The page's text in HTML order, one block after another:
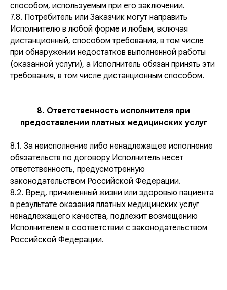
способом, используемым при его заключении.
7.8. Потребитель или Заказчик могут направить
Исполнителю в любой форме и любым, включая
дистанционный, способом требования, в том числе
при обнаружении недостатков выполненной работы
(оказанной услуги), а Исполнитель обязан принять эти
требования, в том числе дистанционным способом.
8. Ответственность исполнителя при
предоставлении платных медицинских услуг
8.1. За неисполнение либо ненадлежащее исполнение
обязательств по договору Исполнитель несет
ответственность, предусмотренную
законодательством Российской Федерации.
8.2. Вред, причиненный жизни или здоровью пациента
в результате оказания платных медицинских услуг
ненадлежащего качества, подлежит возмещению
Исполнителем в соответствии с законодательством
Российской Федерации.